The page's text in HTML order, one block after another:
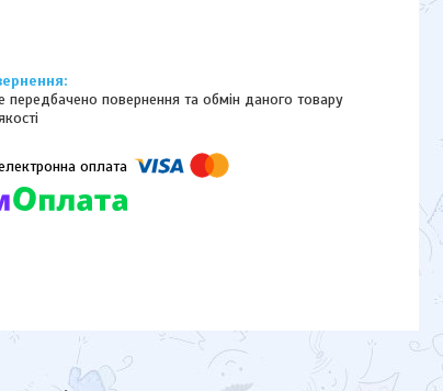
передбачено повернення та обмін даного товару